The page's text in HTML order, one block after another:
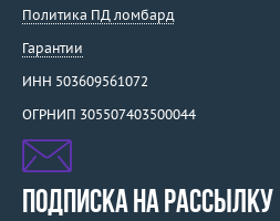
Политика ПД ломбард
Гарантии
ИНН 503609561072
ОГРНИП 305507403500044
ПОДПИСКА НА РАССЫЛКУ